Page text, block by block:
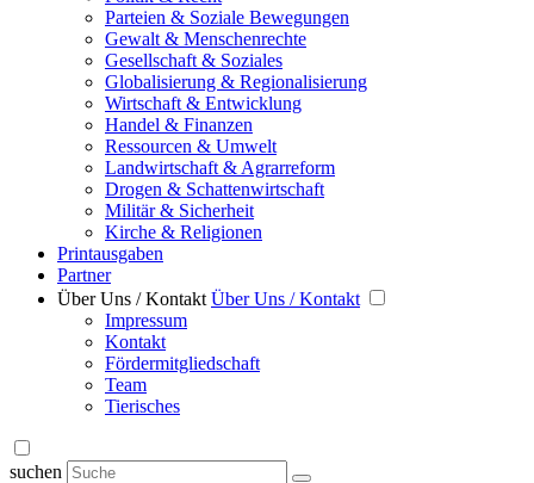
Parteien & Soziale Bewegungen
Gewalt & Menschenrechte
Gesellschaft & Soziales
Globalisierung & Regionalisierung
Wirtschaft & Entwicklung
Handel & Finanzen
Ressourcen & Umwelt
Landwirtschaft & Agrarreform
Drogen & Schattenwirtschaft
Militär & Sicherheit
Kirche & Religionen
Printausgaben
Partner
Über Uns / Kontakt Über Uns / Kontakt
Impressum
Kontakt
Fördermitgliedschaft
Team
Tierisches
suchen